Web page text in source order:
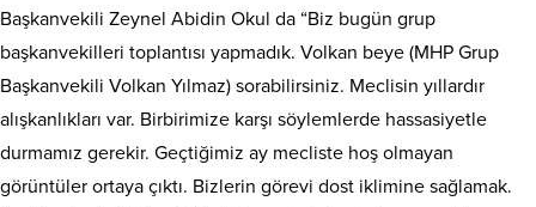
Başkanvekili Zeynel Abidin Okul da “Biz bugün grup
başkanvekilleri toplantısı yapmadık. Volkan beye (MHP Grup
Başkanvekili Volkan Yılmaz) sorabilirsiniz. Meclisin yıllardır
alışkanlıkları var. Birbirimize karşı söylemlerde hassasiyetle
durmamız gerekir. Geçtiğimiz ay mecliste hoş olmayan
görüntüler ortaya çıktı. Bizlerin görevi dost iklimine sağlamak.